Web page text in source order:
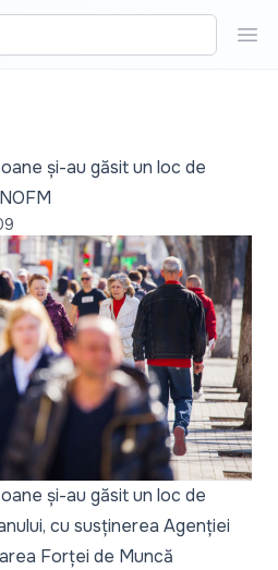
și-au găsit un loc de
și-au găsit un loc de
cu susținerea Agenției
Forței de Muncă